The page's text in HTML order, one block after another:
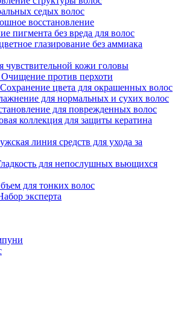
седых волос
восстановление
пигмента без вреда для волос
глазирование без аммиака
чувствительной кожи головы
Очищение против перхоти
цвета для окрашенных волос
для нормальных и сухих волос
для поврежденных волос
коллекция для защиты кератина
линия средств для ухода за
для непослушных вьющихся
для тонких волос
эксперта